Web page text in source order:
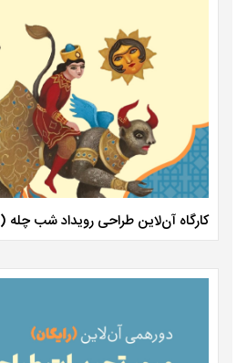
کارگاه آن‌لاین طراحی رویداد شب چله (۳ ساعت)